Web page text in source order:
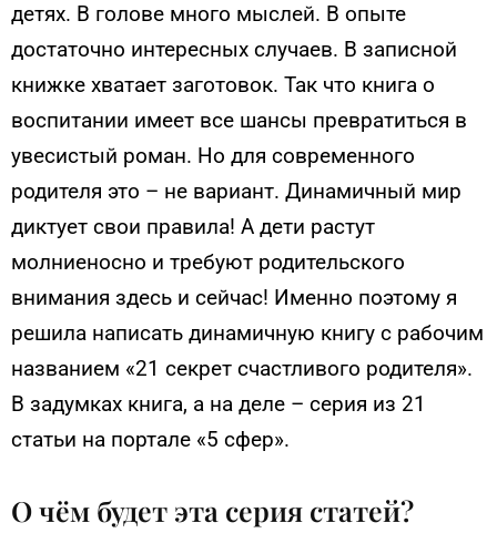
детях. В голове много мыслей. В опыте
достаточно интересных случаев. В записной
книжке хватает заготовок. Так что книга о
воспитании имеет все шансы превратиться в
увесистый роман. Но для современного
родителя это – не вариант. Динамичный мир
диктует свои правила! А дети растут
молниеносно и требуют родительского
внимания здесь и сейчас! Именно поэтому я
решила написать динамичную книгу с рабочим
названием «21 секрет счастливого родителя».
В задумках книга, а на деле – серия из 21
статьи на портале «5 сфер».
О чём будет эта серия статей?